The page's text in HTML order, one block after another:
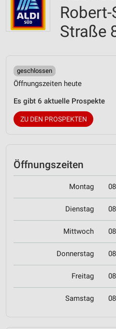
Straße
geschlossen
Öffnungszeiten heute
Es gibt 6 aktuelle Prospekte
ZU DEN PROSPEKTEN
Öffnungszeiten
Montag
Dienstag
Mittwoch
Donnerstag
Freitag
Samstag